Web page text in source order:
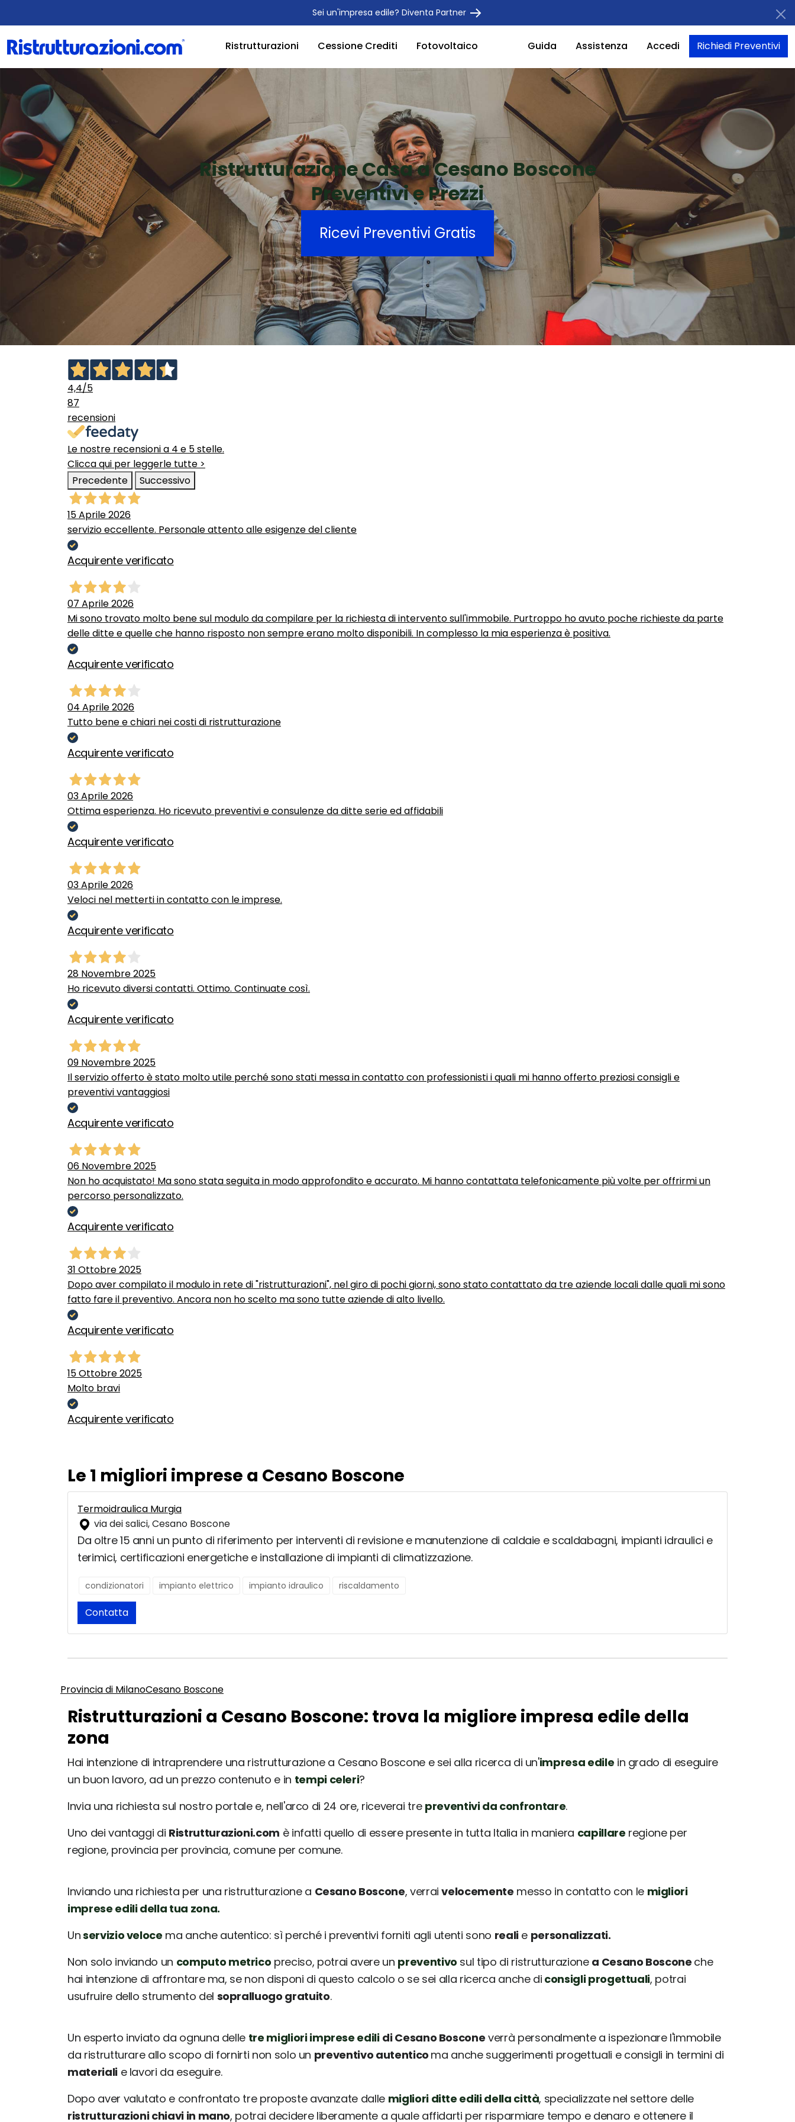
Sei un'impresa edile? Diventa Partner
Ristrutturazioni Cessione Crediti Fotovoltaico Guida Assistenza Accedi Richiedi Preventivi
Ristrutturazione Casa a Cesano Boscone
Preventivi e Prezzi
Ricevi Preventivi Gratis
4,4/5
87
recensioni
Le nostre recensioni a 4 e 5 stelle.
Clicca qui per leggerle tutte >
Precedente
Successivo
15 Aprile 2026
servizio eccellente. Personale attento alle esigenze del cliente
Acquirente verificato
07 Aprile 2026
Mi sono trovato molto bene sul modulo da compilare per la richiesta di intervento sull'immobile. Purtroppo ho avuto poche richieste da parte
delle ditte e quelle che hanno risposto non sempre erano molto disponibili. In complesso la mia esperienza è positiva.
Acquirente verificato
04 Aprile 2026
Tutto bene e chiari nei costi di ristrutturazione
Acquirente verificato
03 Aprile 2026
Ottima esperienza. Ho ricevuto preventivi e consulenze da ditte serie ed affidabili
Acquirente verificato
03 Aprile 2026
Veloci nel metterti in contatto con le imprese.
Acquirente verificato
28 Novembre 2025
Ho ricevuto diversi contatti. Ottimo. Continuate così.
Acquirente verificato
09 Novembre 2025
Il servizio offerto è stato molto utile perché sono stati messa in contatto con professionisti i quali mi hanno offerto preziosi consigli e
preventivi vantaggiosi
Acquirente verificato
06 Novembre 2025
Non ho acquistato! Ma sono stata seguita in modo approfondito e accurato. Mi hanno contattata telefonicamente più volte per offrirmi un
percorso personalizzato.
Acquirente verificato
31 Ottobre 2025
Dopo aver compilato il modulo in rete di "ristrutturazioni", nel giro di pochi giorni, sono stato contattato da tre aziende locali dalle quali mi sono
fatto fare il preventivo. Ancora non ho scelto ma sono tutte aziende di alto livello.
Acquirente verificato
15 Ottobre 2025
Molto bravi
Acquirente verificato
Le 1 migliori imprese a Cesano Boscone
Termoidraulica Murgia
via dei salici, Cesano Boscone
Da oltre 15 anni un punto di riferimento per interventi di revisione e manutenzione di caldaie e scaldabagni, impianti idraulici e
terimici, certificazioni energetiche e installazione di impianti di climatizzazione.
condizionatori impianto elettrico impianto idraulico riscaldamento
Contatta
Provincia di MilanoCesano Boscone
Ristrutturazioni a Cesano Boscone: trova la migliore impresa edile della
zona
Hai intenzione di intraprendere una ristrutturazione a Cesano Boscone e sei alla ricerca di un'impresa edile in grado di eseguire
un buon lavoro, ad un prezzo contenuto e in tempi celeri?
Invia una richiesta sul nostro portale e, nell'arco di 24 ore, riceverai tre preventivi da confrontare.
Uno dei vantaggi di Ristrutturazioni.com è infatti quello di essere presente in tutta Italia in maniera capillare regione per
regione, provincia per provincia, comune per comune.
Inviando una richiesta per una ristrutturazione a Cesano Boscone, verraivelocemente messo in contatto con le migliori
imprese edili della tua zona.
Unservizio veloce ma anche autentico: sì perché i preventivi forniti agli utenti sono realie personalizzati.
Non solo inviando un computo metrico preciso, potrai avere un preventivo sul tipo di ristrutturazione a Cesano Boscone che
hai intenzione di affrontare ma, se non disponi di questo calcolo o se sei alla ricerca anche di consigli progettuali, potrai
usufruire dello strumento del sopralluogo gratuito.
Un esperto inviato da ognuna delle tre migliori imprese edili di Cesano Boscone verrà personalmente a ispezionare l'immobile
da ristrutturare allo scopo di fornirti non solo un preventivo autentico ma anche suggerimenti progettuali e consigli in termini di
materialie lavori da eseguire.
Dopo aver valutato e confrontato tre proposte avanzate dalle migliori ditte edili della città, specializzate nel settore delle
ristrutturazioni chiavi in mano, potrai decidere liberamente a quale affidarti per risparmiare tempo e denaro e ottenere il